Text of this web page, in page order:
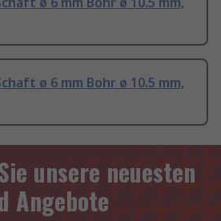
ø 6 mm Bohr ø 10.5 mm,
unsere neuesten
Angebote